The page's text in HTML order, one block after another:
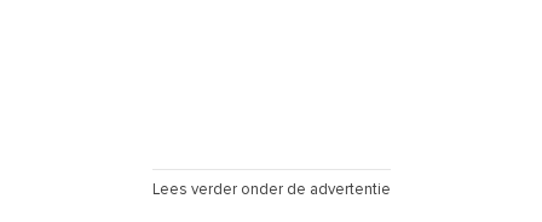
Lees verder onder de advertentie